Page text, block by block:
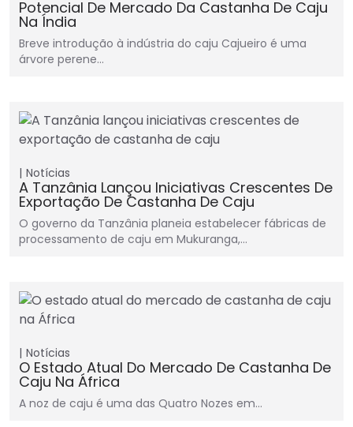
Potencial De Mercado Da Castanha De Caju
Na Índia
Breve introdução à indústria do caju Cajueiro é uma
árvore perene…
Notícias
A Tanzânia Lançou Iniciativas Crescentes De
Exportação De Castanha De Caju
O governo da Tanzânia planeia estabelecer fábricas de
processamento de caju em Mukuranga,…
Notícias
O Estado Atual Do Mercado De Castanha De
Caju Na África
A noz de caju é uma das Quatro Nozes em…